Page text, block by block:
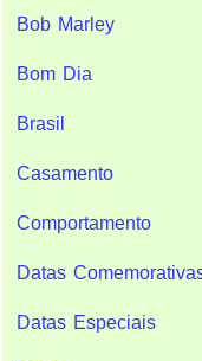
Bob Marley
Bom Dia
Brasil
Casamento
Comportamento
Datas
Datas Especiais